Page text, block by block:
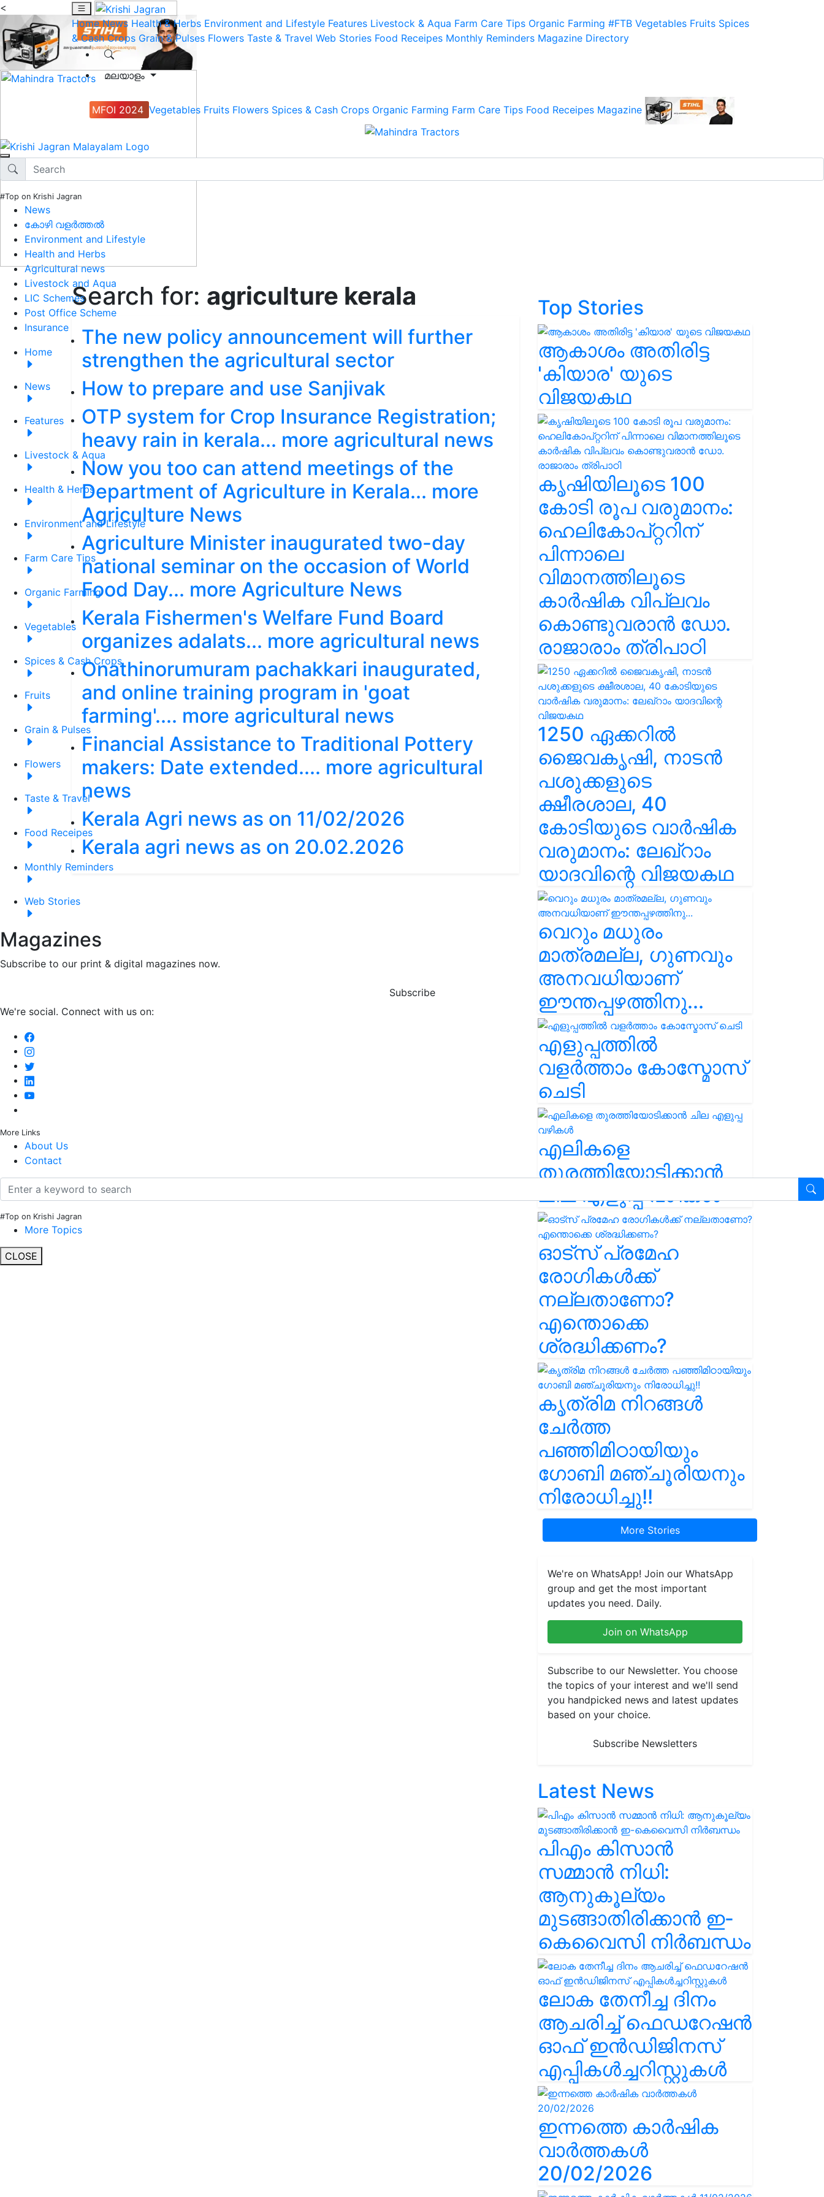
<
Home News Health & Herbs Environment and Lifestyle Features Livestock & Aqua Farm Care Tips Organic Farming #FTB Vegetables Fruits Spices
& Cash Crops Grain & Pulses Flowers Taste & Travel Web Stories Food Receipes Monthly Reminders Magazine Directory
മലയാളം
MFOI 2024 Vegetables Fruits Flowers Spices & Cash Crops Organic Farming Farm Care Tips Food Receipes Magazine
#Top on Krishi Jagran
News
കോഴി വളർത്തൽ
Environment and Lifestyle
Health and Herbs
Agricultural news
Livestock and Aqua
LIC Schemes
Post Office Scheme
Insurance
Home
News
Features
Livestock & Aqua
Health & Herbs
Environment and Lifestyle
Farm Care Tips
Organic Farming
Vegetables
Spices & Cash Crops
Fruits
Grain & Pulses
Flowers
Taste & Travel
Food Receipes
Monthly Reminders
Web Stories
Magazines
Subscribe to our print & digital magazines now.
Subscribe
We're social. Connect with us on:
More Links
About Us
Contact
#Top on Krishi Jagran
More Topics
CLOSE
Search for: agriculture kerala
The new policy announcement will further
strengthen the agricultural sector
How to prepare and use Sanjivak
OTP system for Crop Insurance Registration;
heavy rain in kerala... more agricultural news
Now you too can attend meetings of the
Department of Agriculture in Kerala... more
Agriculture News
Agriculture Minister inaugurated two-day
national seminar on the occasion of World
Food Day... more Agriculture News
Kerala Fishermen's Welfare Fund Board
organizes adalats... more agricultural news
Onathinorumuram pachakkari inaugurated,
and online training program in 'goat
farming'.... more agricultural news
Financial Assistance to Traditional Pottery
makers: Date extended.... more agricultural
news
Kerala Agri news as on 11/02/2026
Kerala agri news as on 20.02.2026
Top Stories
ആകാശം അതിരിട്ട
'കിയാര' യുടെ
വിജയകഥ
കൃഷിയിലൂടെ 100
കോടി രൂപ വരുമാനം:
ഹെലികോപ്റ്ററിന്
പിന്നാലെ
വിമാനത്തിലൂടെ
കാർഷിക വിപ്ലവം
കൊണ്ടുവരാൻ ഡോ.
രാജാരാം ത്രിപാഠി
1250 ഏക്കറിൽ
ജൈവകൃഷി, നാടൻ
പശുക്കളുടെ
ക്ഷീരശാല, 40
കോടിയുടെ വാർഷിക
വരുമാനം: ലേഖ്‌റാം
യാദവിന്റെ വിജയകഥ
വെറും മധുരം
മാത്രമല്ല, ഗുണവും
അനവധിയാണ്
ഈന്തപ്പഴത്തിനു...
എളുപ്പത്തിൽ
വളർത്താം കോസ്മോസ്
ചെടി
എലികളെ
തുരത്തിയോടിക്കാൻ
ചില എളുപ്പ വഴികൾ
ഓട്സ് പ്രമേഹ
രോഗികൾക്ക്
നല്ലതാണോ?
എന്തൊക്കെ
ശ്രദ്ധിക്കണം?
കൃത്രിമ നിറങ്ങൾ
ചേർത്ത
പഞ്ഞിമിഠായിയും
ഗോബി മഞ്ചൂരിയനും
നിരോധിച്ചു!!
More Stories
We're on WhatsApp! Join our WhatsApp
group and get the most important
updates you need. Daily.
Join on WhatsApp
Subscribe to our Newsletter. You choose
the topics of your interest and we'll send
you handpicked news and latest updates
based on your choice.
Subscribe Newsletters
Latest News
പിഎം കിസാൻ
സമ്മാൻ നിധി:
ആനുകൂല്യം
മുടങ്ങാതിരിക്കാൻ ഇ-
കെവൈസി നിർബന്ധം
ലോക തേനീച്ച ദിനം
ആചരിച്ച് ഫെഡറേഷൻ
ഓഫ് ഇൻഡിജിനസ്
എപ്പികൾച്ചറിസ്റ്റുകൾ
ഇന്നത്തെ കാർഷിക
വാർത്തകൾ
20/02/2026